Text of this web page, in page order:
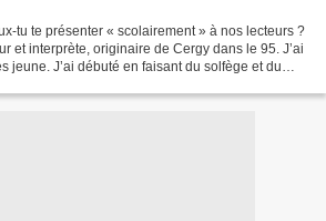
et interprète, originaire de Cergy dans le 95. J’ai
jeune. J’ai débuté en faisant du solfège et du